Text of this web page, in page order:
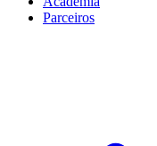
Parceiros